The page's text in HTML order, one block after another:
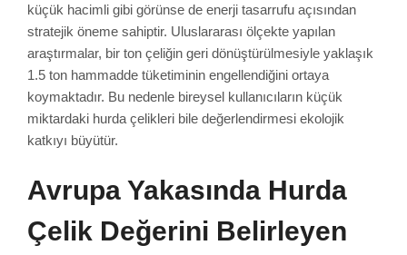
küçük hacimli gibi görünse de enerji tasarrufu açısından
stratejik öneme sahiptir. Uluslararası ölçekte yapılan
araştırmalar, bir ton çeliğin geri dönüştürülmesiyle yaklaşık
1.5 ton hammadde tüketiminin engellendiğini ortaya
koymaktadır. Bu nedenle bireysel kullanıcıların küçük
miktardaki hurda çelikleri bile değerlendirmesi ekolojik
katkıyı büyütür.
Avrupa Yakasında Hurda
Çelik Değerini Belirleyen